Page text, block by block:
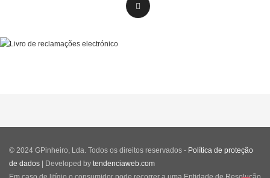
© 2024 GPinheiro, Lda. Todos os direitos reservados - Política de proteção
de dados | Developed by tendenciaweb.com